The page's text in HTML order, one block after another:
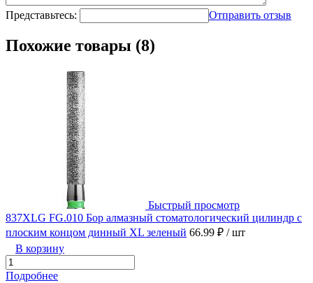
Представьтесь: Отправить отзыв
Похожие товары (8)
Быстрый просмотр
837XLG FG.010 Бор алмазный стоматологический цилиндр с
плоским концом динный XL зеленый 66.99 ₽ / шт
В корзину
Подробнее